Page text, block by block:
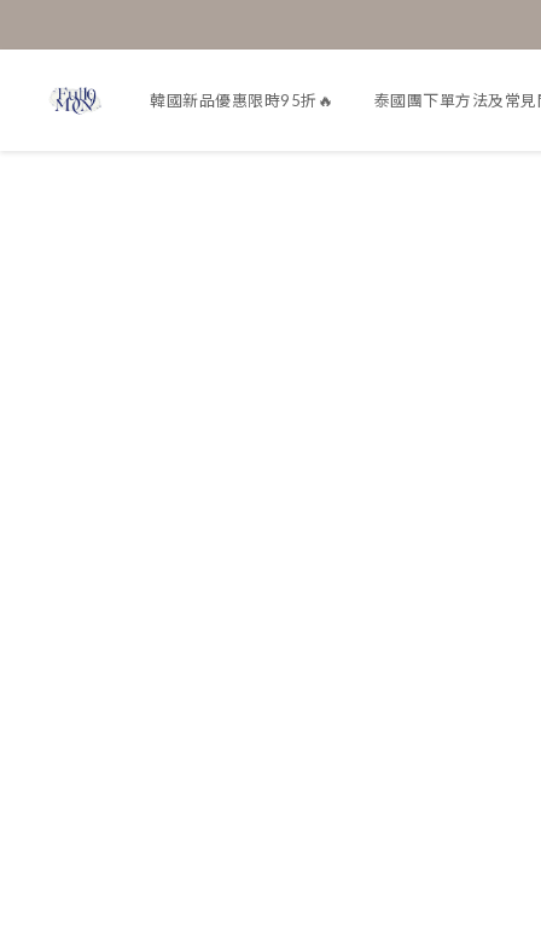
韓國新品優惠限時95折🔥 泰國團下單方法及常